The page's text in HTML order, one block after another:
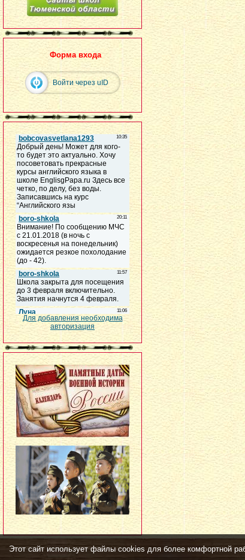
Форма входа
Войти через uID
Для добавления необходима
авторизация
Этот сайт использует файлы cookies для более комфортной